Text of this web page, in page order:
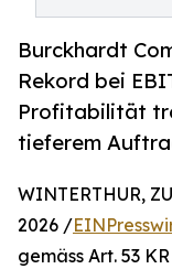
Burckhardt
Rekord bei
Profitabilität
tieferem
WINTERTHUR,
2026 /
gemäss Art. 53